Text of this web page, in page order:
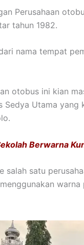
Perusahaan
tahun 1982.
nama tempat
otobus ini kian
Sedya Utama
Berwarna
salah satu